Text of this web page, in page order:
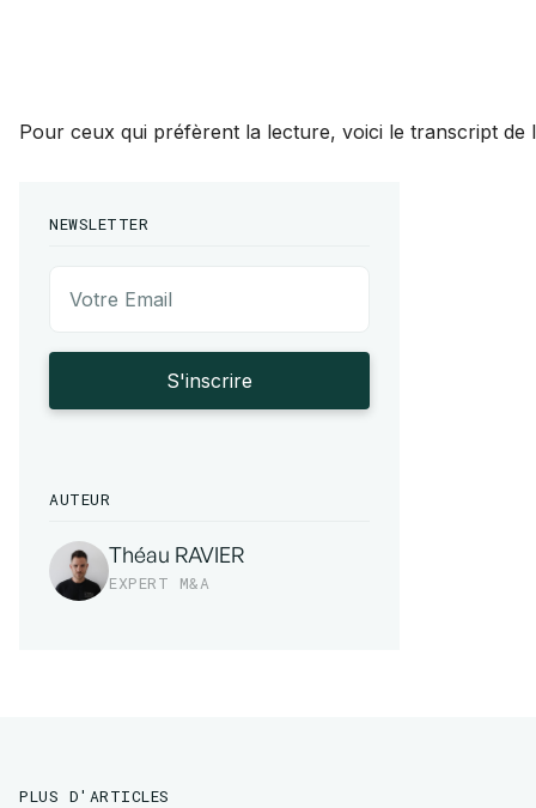
Pour ceux qui préfèrent la lecture, voici le transcript de
NEWSLETTER
AUTEUR
Théau RAVIER
EXPERT M&A
PLUS D'ARTICLES